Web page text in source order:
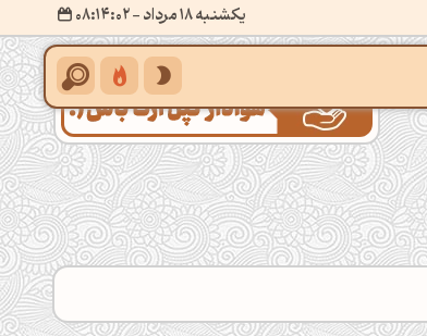
یکشنبه 18 مرداد
- ۰۸:۱۴:۰۲